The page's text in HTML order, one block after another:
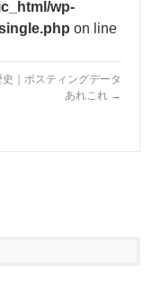
wp-
on line
｜ポスティングデータ
あれこれ →